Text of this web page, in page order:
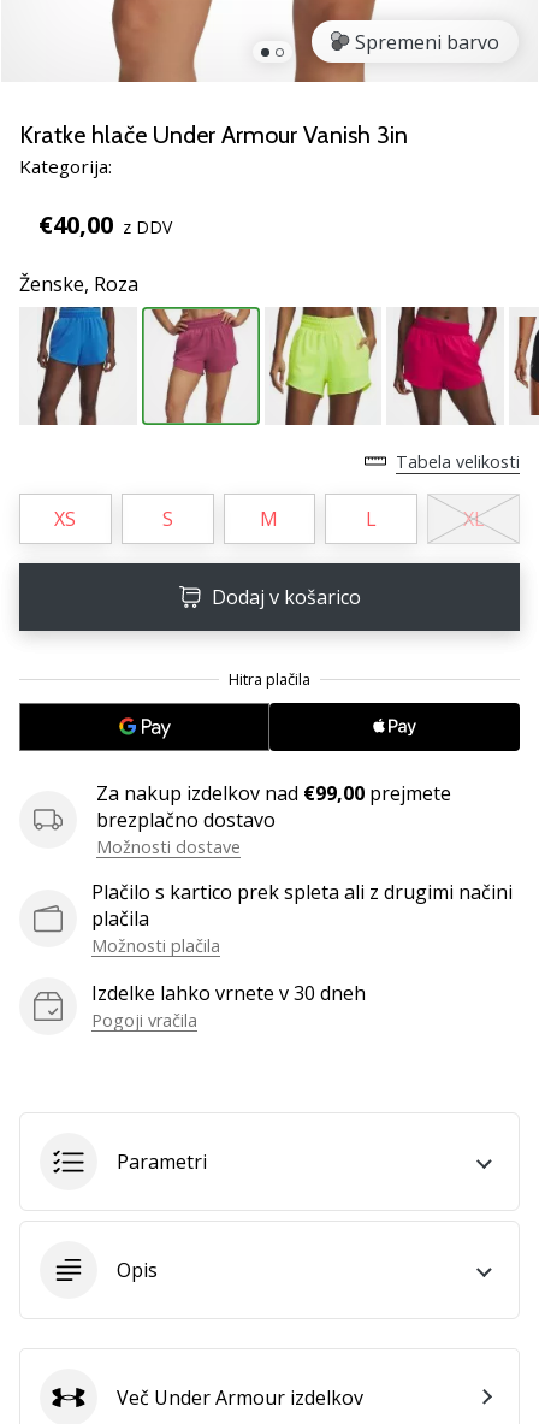
kot
brend
Prikaži
vse
članke
Spremeni barvo
Kratke hlače Under Armour Vanish 3in
Kategorija:
€40,00 z DDV
Ženske, Roza
Tabela velikosti
XS S M L XL
Dodaj v košarico
Za nakup izdelkov nad €99,00 prejmete
brezplačno dostavo
Možnosti dostave
Plačilo s kartico prek spleta ali z drugimi načini
plačila
Možnosti plačila
Izdelke lahko vrnete v 30 dneh
Pogoji vračila
Parametri
Opis
Under Armour
Več Under Armour izdelkov